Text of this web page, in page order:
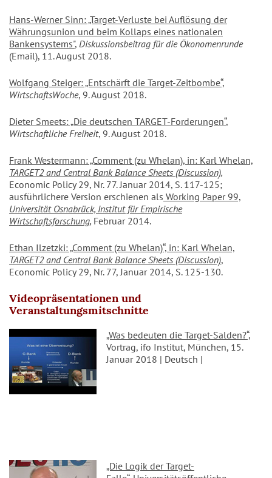
Hans-Werner Sinn: „Target-Verluste bei Auflösung der
Währungsunion und beim Kollaps eines nationalen
Bankensystems", Diskussionsbeitrag für die Ökonomenrunde
(Email), 11. August 2018.
Wolfgang Steiger: „Entschärft die Target-Zeitbombe“,
WirtschaftsWoche, 9. August 2018.
Dieter Smeets: „Die deutschen TARGET-Forderungen“,
Wirtschaftliche Freiheit, 9. August 2018.
Frank Westermann: „Comment (zu Whelan), in: Karl Whelan,
TARGET2 and Central Bank Balance Sheets (Discussion),
Economic Policy 29, Nr. 77. Januar 2014, S. 117-125;
ausführlichere Version erschienen als Working Paper 99,
Universität Osnabrück, Institut für Empirische
Wirtschaftsforschung, Februar 2014.
Ethan Ilzetzki: „Comment (zu Whelan)“, in: Karl Whelan,
TARGET2 and Central Bank Balance Sheets (Discussion),
Economic Policy 29, Nr. 77, Januar 2014, S. 125-130.
Videopräsentationen und
Veranstaltungsmitschnitte
„Was bedeuten die Target-Salden?“,
Vortrag, ifo Institut, München, 15.
Januar 2018 | Deutsch |
„Die Logik der Target-